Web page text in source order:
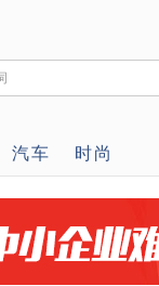
汽车 时尚